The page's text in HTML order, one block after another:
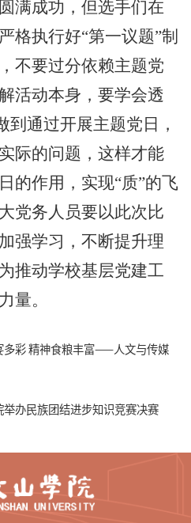
满成功，但选手们在
格执行好“第一议题”制
不要过分依赖主题党
活动本身，要学会透
到通过开展主题党日，
际的问题，这样才能
的作用，实现“质”的飞
党务人员要以此次比
强学习，不断提升理
推动学校基层党建工
量。
多彩 精神食粮丰富——人文与传媒
举办民族团结进步知识竞赛决赛